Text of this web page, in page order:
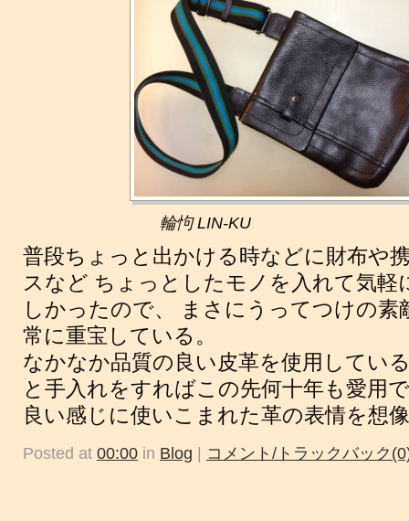
輪怐 LIN-KU
普段ちょっと出かける時などに財布や
スなど ちょっとしたモノを入れて気軽
しかったので、 まさにうってつけの
常に重宝している。
なかなか品質の良い皮革を使用してい
と手入れをすればこの先何十年も愛用
良い感じに使いこまれた革の表情を想
Posted at 00:00 in Blog コメント/トラックバック